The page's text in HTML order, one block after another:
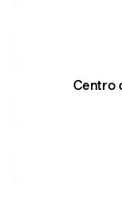
Centro